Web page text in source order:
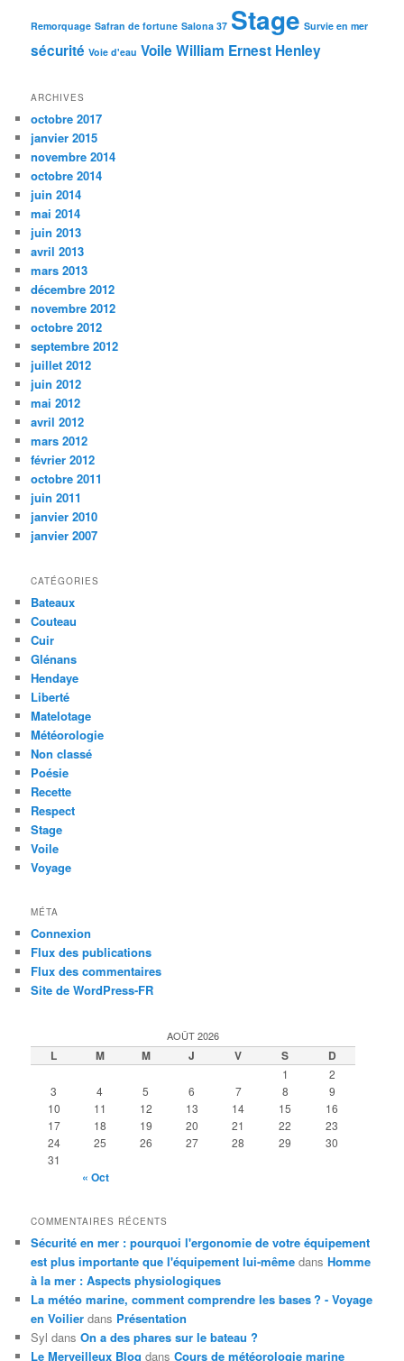
Remorquage Safran de fortune Salona 37 Stage Survie en mer
sécurité Voie d'eau Voile William Ernest Henley
ARCHIVES
octobre 2017
janvier 2015
novembre 2014
octobre 2014
juin 2014
mai 2014
juin 2013
avril 2013
mars 2013
décembre 2012
novembre 2012
octobre 2012
septembre 2012
juillet 2012
juin 2012
mai 2012
avril 2012
mars 2012
février 2012
octobre 2011
juin 2011
janvier 2010
janvier 2007
CATÉGORIES
Bateaux
Couteau
Cuir
Glénans
Hendaye
Liberté
Matelotage
Météorologie
Non classé
Poésie
Recette
Respect
Stage
Voile
Voyage
MÉTA
Connexion
Flux des publications
Flux des commentaires
Site de WordPress-FR
AOÛT 2026
L M M J V S D
1
2
3
4 5 6 7 8
9
10
11 12 13 14 15
16
17
18 19 20 21 22
23
24
25 26 27 28 29
30
31
« Oct
COMMENTAIRES RÉCENTS
Sécurité en mer : pourquoi l'ergonomie de votre équipement
est plus importante que l'équipement lui-même dansHomme
à la mer : Aspects physiologiques
La météo marine, comment comprendre les bases ? - Voyage
en Voilier dans Présentation
Syl dansOn a des phares sur le bateau ?
Le Merveilleux Blog dansCours de météorologie marine